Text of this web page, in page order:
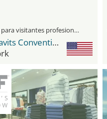
únicamente para visitantes profesionales
Jacob K. Javits Convention Center